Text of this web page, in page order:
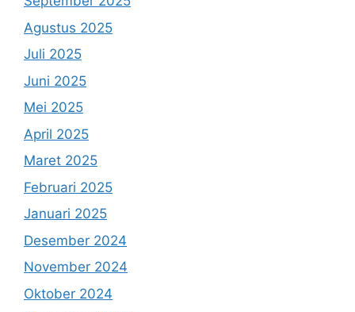
Agustus 2025
Juli 2025
Juni 2025
Mei 2025
April 2025
Maret 2025
Februari 2025
Januari 2025
Desember 2024
November 2024
Oktober 2024